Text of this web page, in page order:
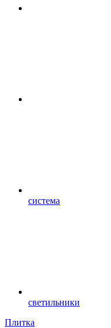
система
светильники
Плитка